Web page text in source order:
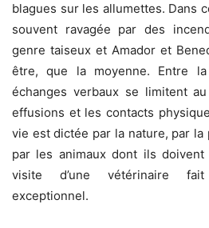
blagues sur les allumettes. Dans
souvent ravagée par des
genre taiseux et Amador et
être, que la moyenne. Entre
échanges verbaux se limitent
effusions et les contacts
vie est dictée par la nature, par
par les animaux dont ils doivent
visite d’une vétérinaire fait
exceptionnel.